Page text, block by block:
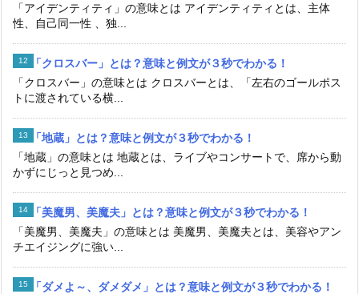
「アイデンティティ」の意味とは アイデンティティとは、主体
性、自己同一性 、独...
「クロスバー」とは？意味と例文が３秒でわかる！
「クロスバー」の意味とは クロスバーとは、「左右のゴールポス
トに渡されている横...
「地蔵」とは？意味と例文が３秒でわかる！
「地蔵」の意味とは 地蔵とは、ライブやコンサートで、席から動
かずにじっと見つめ...
「美魔男、美魔夫」とは？意味と例文が３秒でわかる！
「美魔男、美魔夫」の意味とは 美魔男、美魔夫とは、美容やアン
チエイジングに強い...
「ダメよ～、ダメダメ」とは？意味と例文が３秒でわかる！